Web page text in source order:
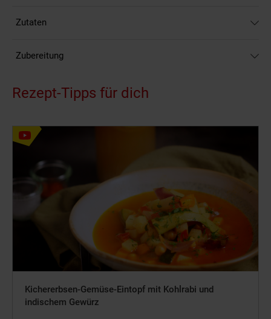
Zutaten
Zubereitung
Rezept-Tipps für dich
Kichererbsen-Gemüse-Eintopf mit Kohlrabi und
indischem Gewürz